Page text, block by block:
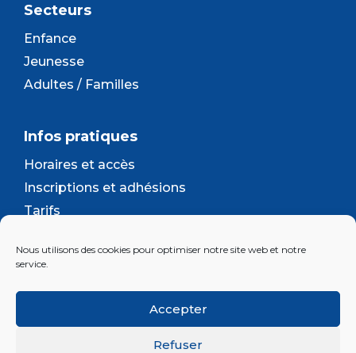
Nous utilisons des cookies pour optimiser notre site web et notre
service.
Accepter
Refuser
Secteurs
Enfance
Jeunesse
Adultes / Familles
Infos pratiques
Horaires et accès
Inscriptions et adhésions
Tarifs
Contact
Lettre d’information